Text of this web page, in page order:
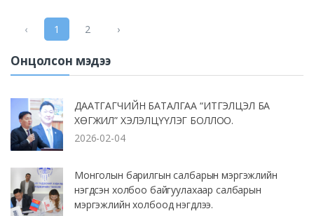
‹ 1 2 ›
Онцолсон мэдээ
ДААТГАГЧИЙН БАТАЛГАА “ИТГЭЛЦЭЛ БА
ХӨГЖИЛ” ХЭЛЭЛЦҮҮЛЭГ БОЛЛОО.
2026-02-04
Монголын барилгын салбарын мэргэжлийн
нэгдсэн холбоо байгуулахаар салбарын
мэргэжлийн холбоод нэгдлээ.